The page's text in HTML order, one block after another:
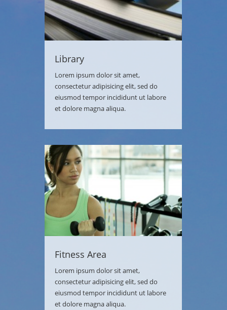
Library
Lorem ipsum dolor sit amet,
consectetur adipisicing elit, sed do
eiusmod tempor incididunt ut labore
et dolore magna aliqua.
Fitness Area
Lorem ipsum dolor sit amet,
consectetur adipisicing elit, sed do
eiusmod tempor incididunt ut labore
et dolore magna aliqua.